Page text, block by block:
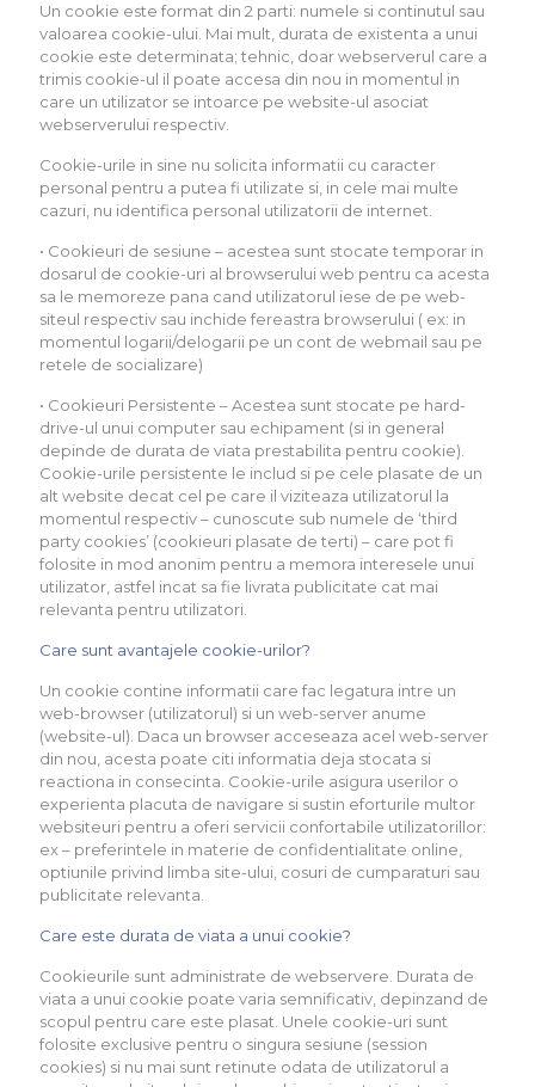
Un cookie este format din 2 parti: numele si continutul sau
valoarea cookie-ului. Mai mult, durata de existenta a unui
cookie este determinata; tehnic, doar webserverul care a
trimis cookie-ul il poate accesa din nou in momentul in
care un utilizator se intoarce pe website-ul asociat
webserverului respectiv.
Cookie-urile in sine nu solicita informatii cu caracter
personal pentru a putea fi utilizate si, in cele mai multe
cazuri, nu identifica personal utilizatorii de internet.
• Cookieuri de sesiune – acestea sunt stocate temporar in
dosarul de cookie-uri al browserului web pentru ca acesta
sa le memoreze pana cand utilizatorul iese de pe web-
siteul respectiv sau inchide fereastra browserului ( ex: in
momentul logarii/delogarii pe un cont de webmail sau pe
retele de socializare)
• Cookieuri Persistente – Acestea sunt stocate pe hard-
drive-ul unui computer sau echipament (si in general
depinde de durata de viata prestabilita pentru cookie).
Cookie-urile persistente le includ si pe cele plasate de un
alt website decat cel pe care il viziteaza utilizatorul la
momentul respectiv – cunoscute sub numele de ‘third
party cookies’ (cookieuri plasate de terti) – care pot fi
folosite in mod anonim pentru a memora interesele unui
utilizator, astfel incat sa fie livrata publicitate cat mai
relevanta pentru utilizatori.
Care sunt avantajele cookie-urilor?
Un cookie contine informatii care fac legatura intre un
web-browser (utilizatorul) si un web-server anume
(website-ul). Daca un browser acceseaza acel web-server
din nou, acesta poate citi informatia deja stocata si
reactiona in consecinta. Cookie-urile asigura userilor o
experienta placuta de navigare si sustin eforturile multor
websiteuri pentru a oferi servicii confortabile utilizatorillor:
ex – preferintele in materie de confidentialitate online,
optiunile privind limba site-ului, cosuri de cumparaturi sau
publicitate relevanta.
Care este durata de viata a unui cookie?
Cookieurile sunt administrate de webservere. Durata de
viata a unui cookie poate varia semnificativ, depinzand de
scopul pentru care este plasat. Unele cookie-uri sunt
folosite exclusive pentru o singura sesiune (session
cookies) si nu mai sunt retinute odata de utilizatorul a